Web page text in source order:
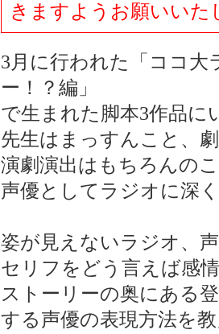
きますようお願いいた
3月に行われた「ココ
ー！？編」
で生まれた脚本3作品に
先生はまっすんこと、
演劇演出はもちろんの
声優としてラジオに深
姿が見えないラジオ、
セリフをどう言えば感
ストーリーの奥にある
する声優の表現方法を